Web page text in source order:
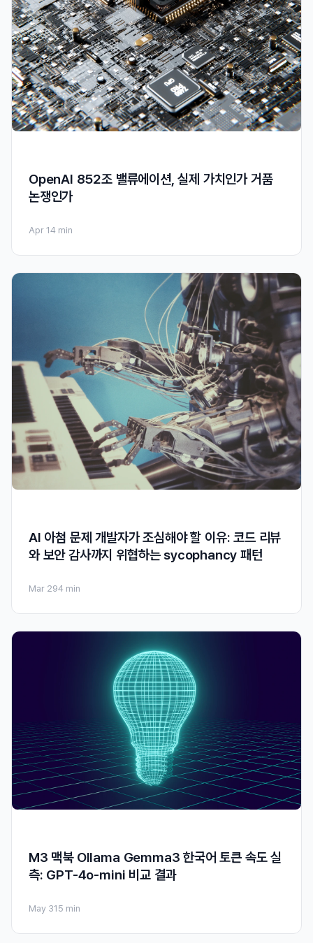
OpenAI 852조 밸류에이션, 실제 가치인가 거품
논쟁인가
Apr 14 min
AI 아첨 문제 개발자가 조심해야 할 이유: 코드 리뷰
와 보안 감사까지 위협하는 sycophancy 패턴
Mar 294 min
M3 맥북 Ollama Gemma3 한국어 토큰 속도 실
측: GPT-4o-mini 비교 결과
May 31 5 min